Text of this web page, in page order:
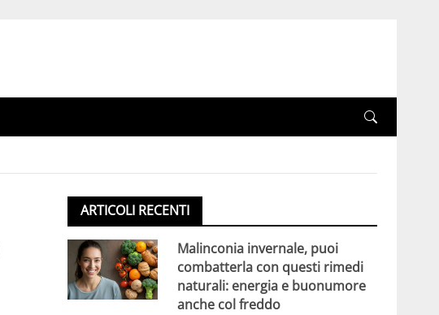
ARTICOLI RECENTI
Malinconia invernale, puoi
combatterla con questi rimedi
naturali: energia e buonumore
anche col freddo